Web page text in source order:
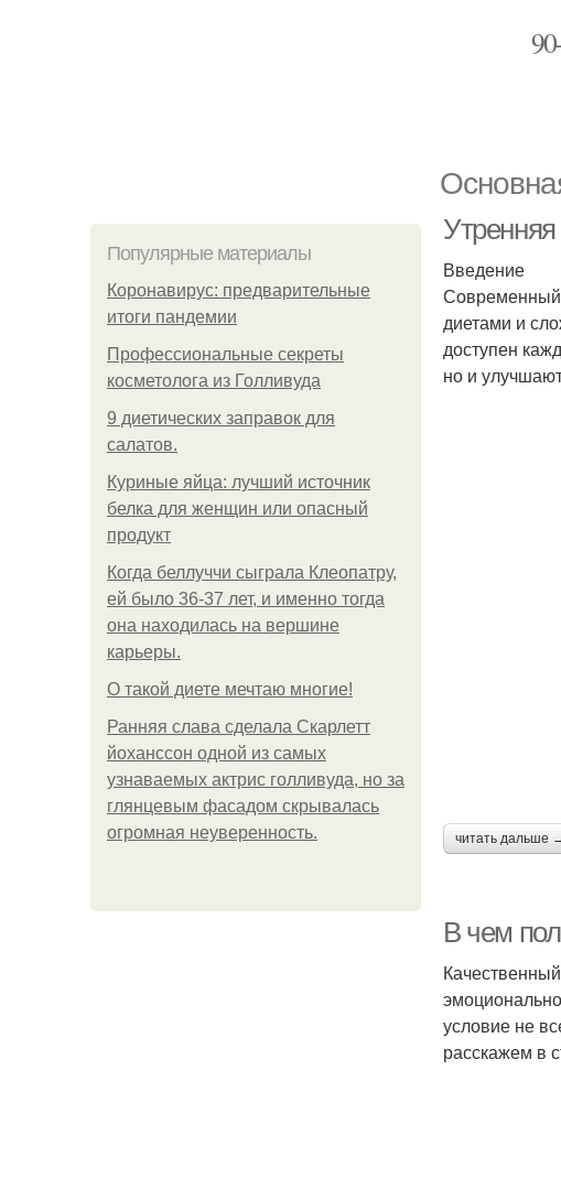
Популярные материалы
Коронавирус: предварительные
итоги пандемии
Профессиональные секреты
косметолога из Голливуда
9 диетических заправок для
салатов.
Куриные яйца: лучший источник
белка для женщин или опасный
продукт
Когда беллуччи сыграла Клеопатру,
ей было 36-37 лет, и именно тогда
она находилась на вершине
карьеры.
О такой диете мечтаю многие!
Ранняя слава сделала Скарлетт
йоханссон одной из самых
узнаваемых актрис голливуда, но за
глянцевым фасадом скрывалась
огромная неуверенность.
Утренняя
Введение
Современный
диетами и
доступен
но и
читать дальше
В чем
условие не
расскажем в